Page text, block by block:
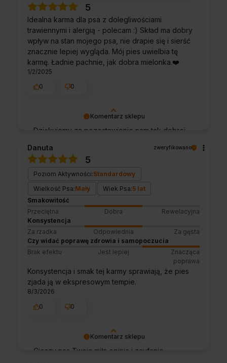
Komentarz sklepu
Dziękujemy za pozostawienie nam tak dobrej
klienta i Twoja recenzja potwierdza nasze
wysiłki - dziękujemy raz jeszcze i mamy
nadzieję - do szybkiego zobaczenia!
5
Idealna karma dla psa z dolegliwościami
trawiennymi i alergią - polecam :) Skład ma dobry
wpływ na stan mojego psa, nie drapie się i sierść
znacznie lepiej wygląda. Mój pies uwielbia tę
karmę. Ładnie pachnie, jak dobra mielonka.❤️
1/2/2025
0
0
Komentarz sklepu
Cieszy nas Twoja miła opinia i zaufanie.
Danuta zweryfikowano
5
Poziom Aktywności:Standardowy
Wielkość Psa:Mały Wiek Psa:5 lat
Smakowitość
Przeciętna
Dobra
Rewelacyjna
Konsystencja
Za rzadka
Odpowiednia
Za gęsta
Czy widać poprawę zdrowia i samopoczucia
Brak efektu
Jest lepiej
Znacząca
poprawa
Konsystencja i smak tej karmy sprawiają, że pies
zjada ją w ekspresowym tempie.
8/3/2026
0
0